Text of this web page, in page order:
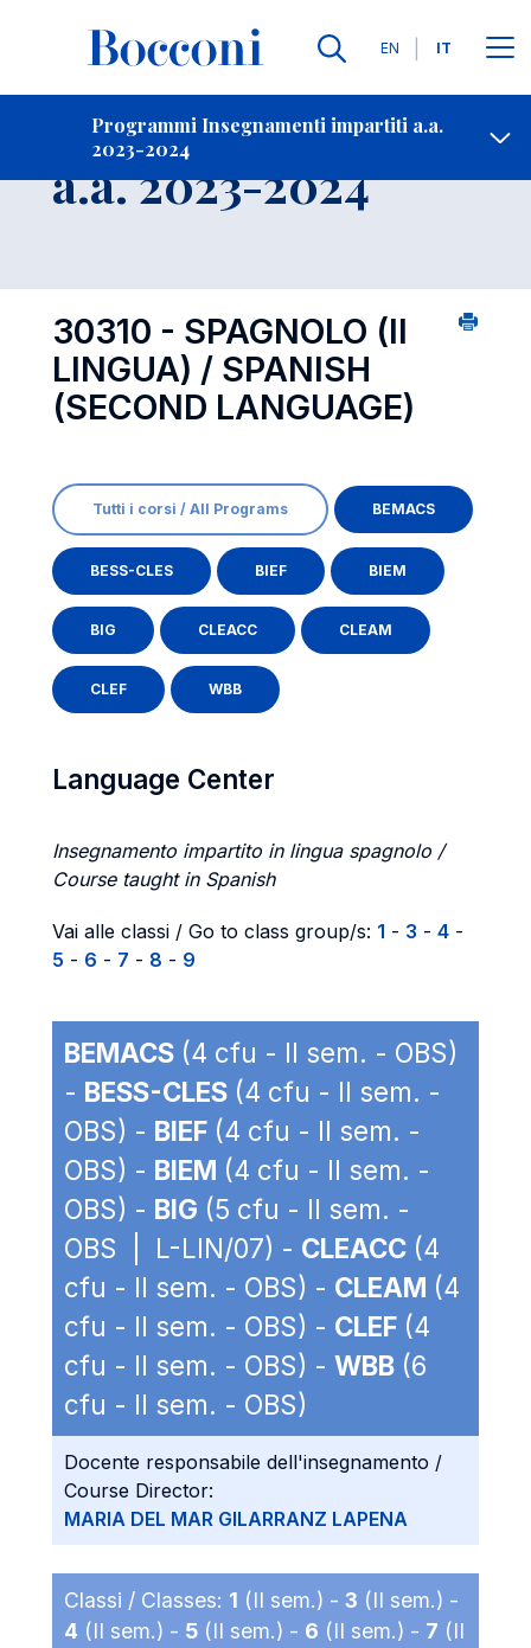
Lingue
EN IT
Programmi Insegnamenti impartiti a.a.
2023-2024
Contatti
Insegnamento
a.a. 2023-2024
30310 - SPAGNOLO (II
LINGUA) / SPANISH
(SECOND LANGUAGE)
Tutti i corsi / All Programs BEMACS
BESS-CLES BIEF BIEM
BIG CLEACC CLEAM
CLEF WBB
Language Center
Insegnamento impartito in lingua spagnolo /
Course taught in Spanish
Vai alle classi / Go to class group/s: 1 - 3 - 4 -
5 - 6 - 7 - 8 - 9
BEMACS (4 cfu - II sem. - OBS)
- BESS-CLES (4 cfu - II sem. -
OBS) - BIEF (4 cfu - II sem. -
OBS) - BIEM (4 cfu - II sem. -
OBS) - BIG (5 cfu - II sem. -
OBS | L-LIN/07) - CLEACC (4
cfu - II sem. - OBS) - CLEAM (4
cfu - II sem. - OBS) - CLEF (4
cfu - II sem. - OBS) - WBB (6
cfu - II sem. - OBS)
Docente responsabile dell'insegnamento /
Course Director:
MARIA DEL MAR GILARRANZ LAPENA
Classi / Classes: 1 (II sem.) - 3 (II sem.) -
4 (II sem.) - 5 (II sem.) - 6 (II sem.) - 7 (II